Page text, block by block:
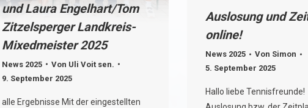
und Laura Engelhart/Tom
Zitzelsperger Landkreis-
Mixedmeister 2025
News 2025 Von Uli Voit sen.
9. September 2025
alle Ergebnisse Mit der eingestellten
Auslosung und
online!
News 2025 Von Simon
5. September 2025
Hallo liebe